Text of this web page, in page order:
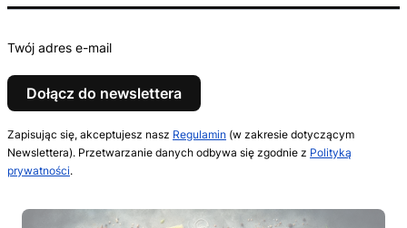
Twój adres e-mail
Dołącz do newslettera
Zapisując się, akceptujesz nasz Regulamin (w zakresie dotyczącym
Newslettera). Przetwarzanie danych odbywa się zgodnie z Polityką
prywatności.